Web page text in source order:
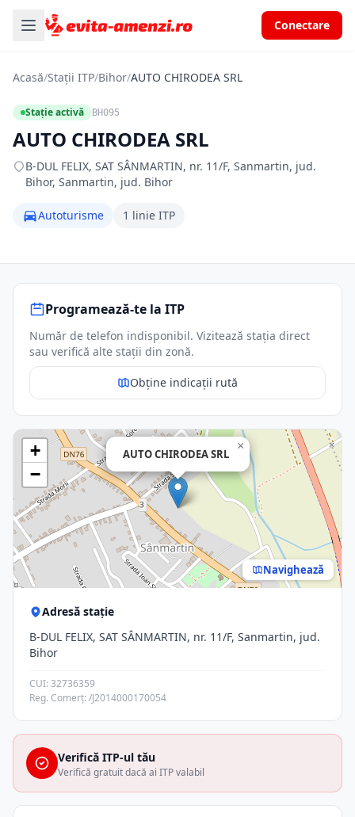
Conectare
Acasă/Stații ITP/Bihor/AUTO CHIRODEA SRL
Stație activă BH095
AUTO CHIRODEA SRL
B-DUL FELIX, SAT SÂNMARTIN, nr. 11/F, Sanmartin, jud.
Bihor, Sanmartin, jud. Bihor
Autoturisme 1 linie ITP
Programează-te la ITP
Număr de telefon indisponibil. Vizitează stația direct
sau verifică alte stații din zonă.
Obține indicații rută
AUTO CHIRODEA SRL
×
+
−
Navighează
Adresă stație
B-DUL FELIX, SAT SÂNMARTIN, nr. 11/F, Sanmartin, jud.
Bihor
CUI: 32736359
Reg. Comerț: /J2014000170054
Verifică ITP-ul tău
Verifică gratuit dacă ai ITP valabil